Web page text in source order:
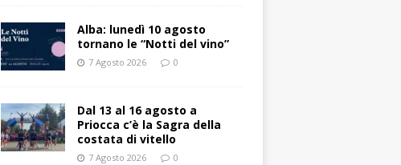
Alba: lunedì 10 agosto
tornano le “Notti del vino”
7 Agosto 2026 0
Dal 13 al 16 agosto a
Priocca c’è la Sagra della
costata di vitello
7 Agosto 2026 0